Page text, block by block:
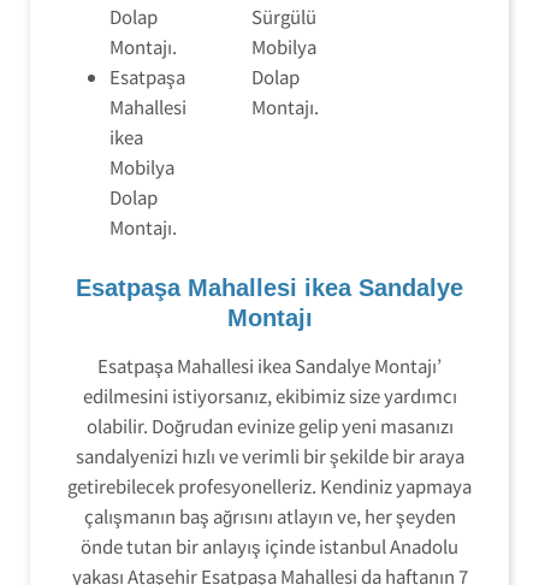
Dolap
Montajı.
Esatpaşa
Mahallesi
ikea
Mobilya
Dolap
Montajı.
Sürgülü
Mobilya
Dolap
Montajı.
Esatpaşa Mahallesi ikea Sandalye
Montajı
Esatpaşa Mahallesi ikea Sandalye Montajı’
edilmesini istiyorsanız, ekibimiz size yardımcı
olabilir. Doğrudan evinize gelip yeni masanızı
sandalyenizi hızlı ve verimli bir şekilde bir araya
getirebilecek profesyonelleriz. Kendiniz yapmaya
çalışmanın baş ağrısını atlayın ve, her şeyden
önde tutan bir anlayış içinde istanbul Anadolu
yakası Ataşehir Esatpaşa Mahallesi da haftanın 7